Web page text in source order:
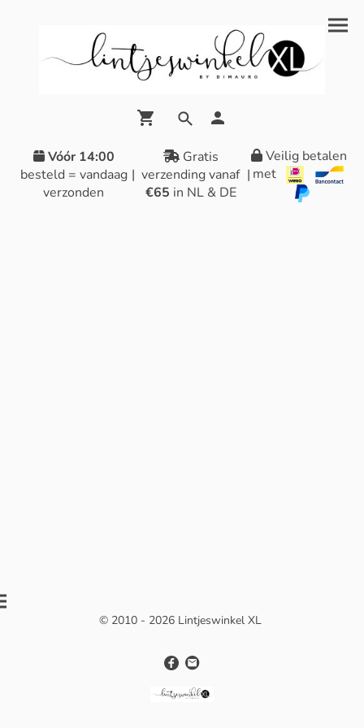
Vóór 14:00
besteld = vandaag
verzonden
|
Gratis
verzending vanaf
€65 in NL & DE
|
Veilig betalen
met
© 2010 - 2026 Lintjeswinkel XL